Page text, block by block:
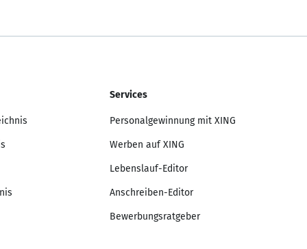
Services
Personalgewinnung mit XING
Werben auf XING
Lebenslauf-Editor
Anschreiben-Editor
Bewerbungsratgeber